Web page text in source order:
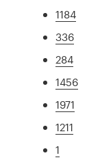
1184
336
284
1456
1971
1211
1